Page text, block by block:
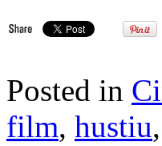
Posted in
film, hustiu,